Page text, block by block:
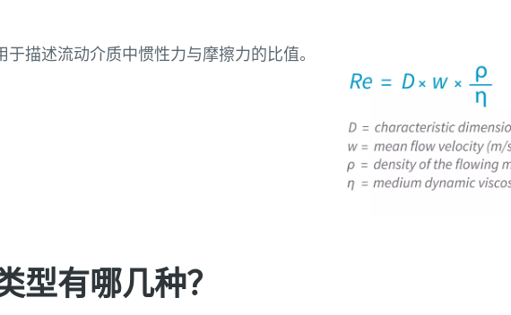
描述流动介质中惯性力与摩擦力的比值。
型有哪几种？